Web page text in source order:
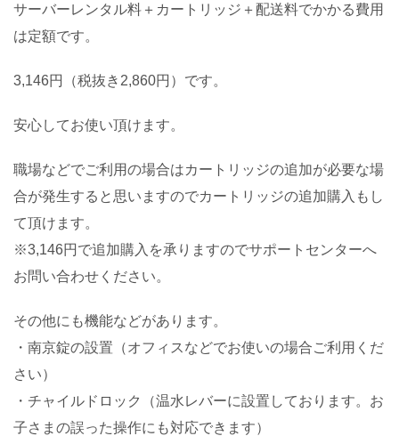
サーバーレンタル料＋カートリッジ＋配送料でかかる費用
は定額です。
3,146円（税抜き2,860円）です。
安心してお使い頂けます。
職場などでご利用の場合はカートリッジの追加が必要な場
合が発生すると思いますのでカートリッジの追加購入もし
て頂けます。
※3,146円で追加購入を承りますのでサポートセンターへ
お問い合わせください。
その他にも機能などがあります。
・南京錠の設置（オフィスなどでお使いの場合ご利用くだ
さい）
・チャイルドロック（温水レバーに設置しております。お
子さまの誤った操作にも対応できます）